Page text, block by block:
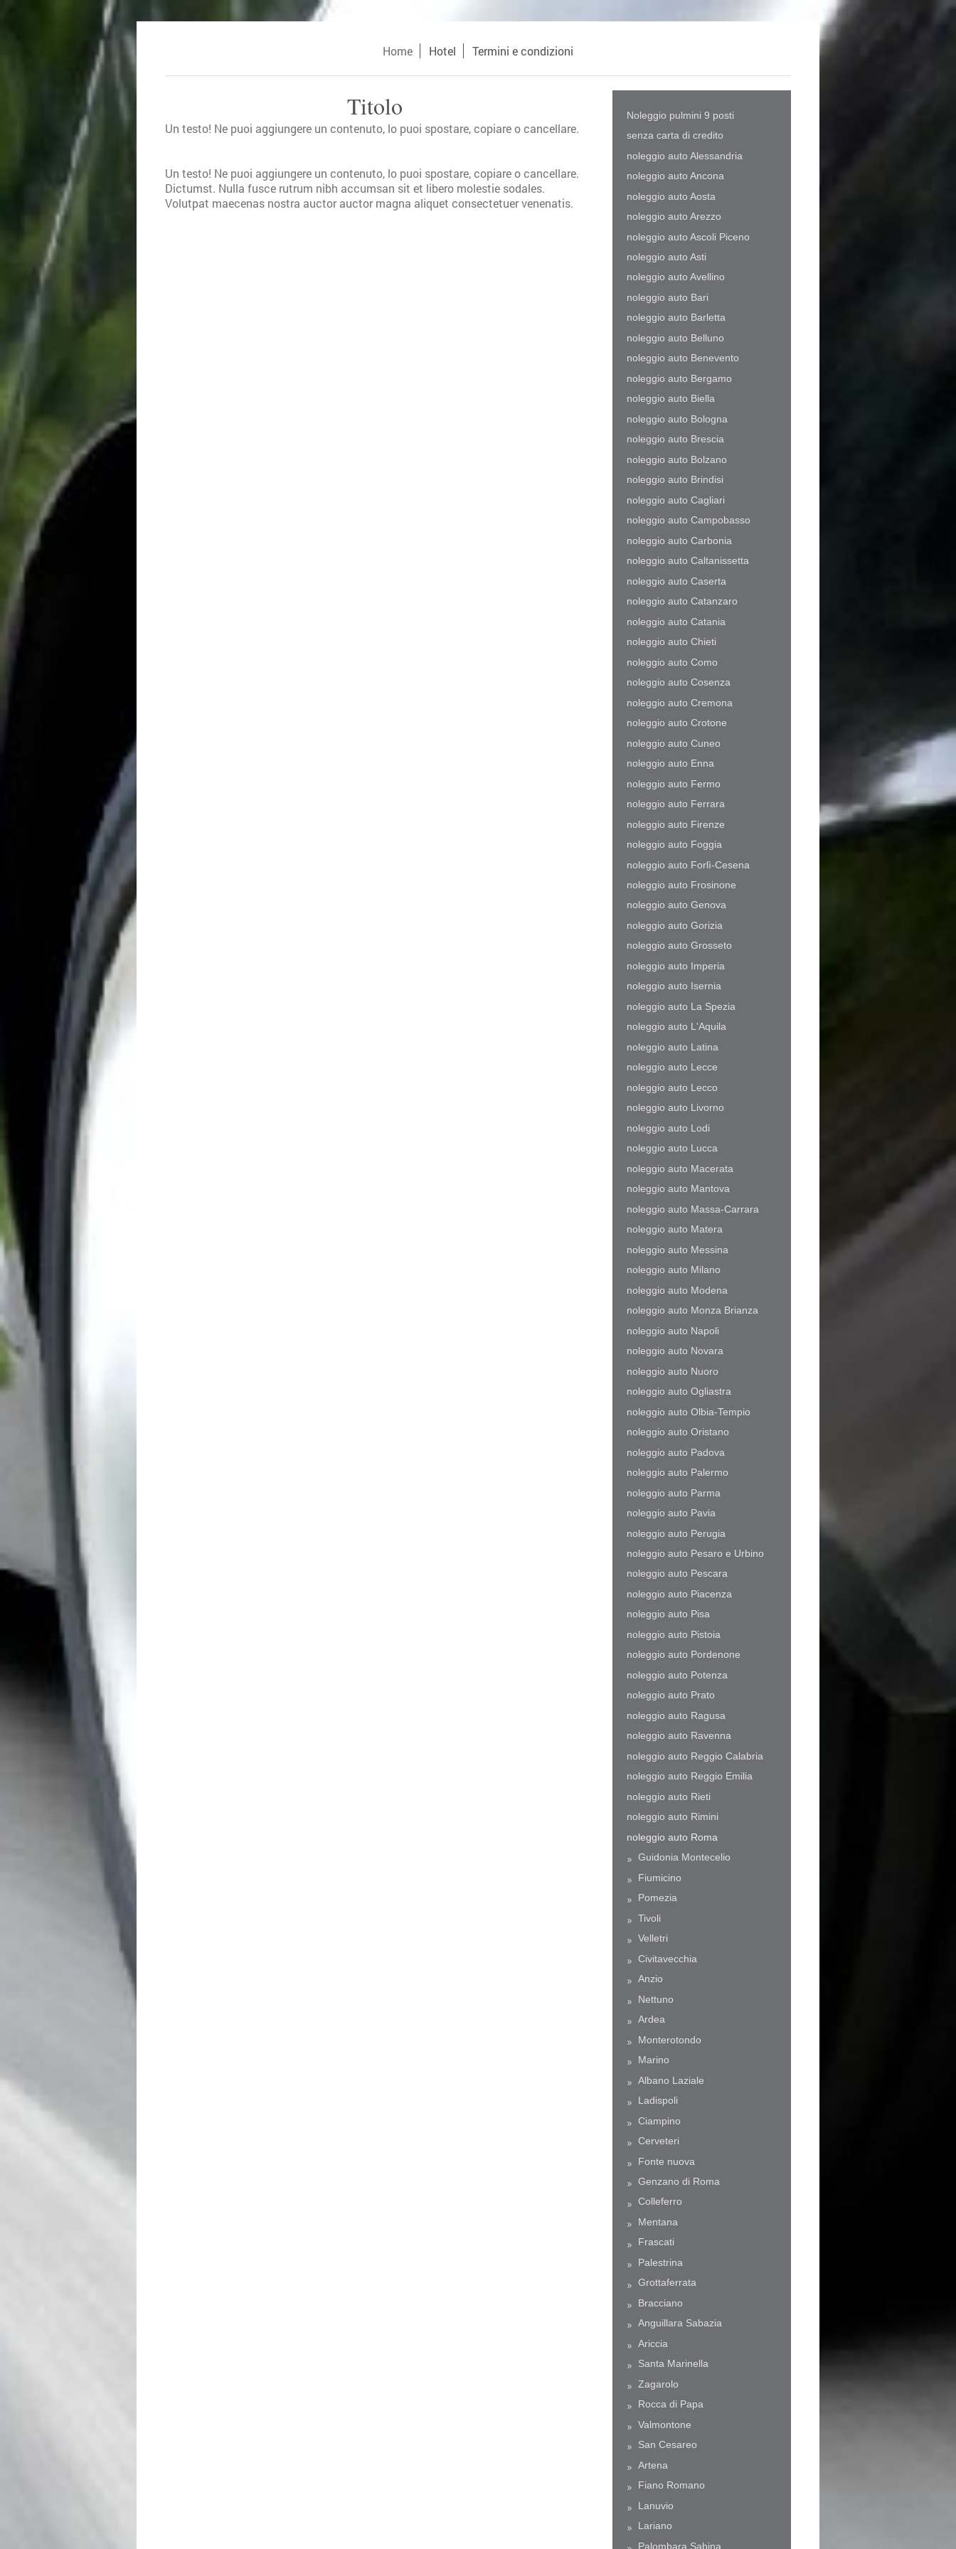
Home Hotel Termini e condizioni
Titolo
Un testo! Ne puoi aggiungere un contenuto, lo puoi spostare, copiare o cancellare.
Un testo! Ne puoi aggiungere un contenuto, lo puoi spostare, copiare o cancellare.
Dictumst. Nulla fusce rutrum nibh accumsan sit et libero molestie sodales.
Volutpat maecenas nostra auctor auctor magna aliquet consectetuer venenatis.
Noleggio pulmini 9 posti
senza carta di credito
noleggio auto Alessandria
noleggio auto Ancona
noleggio auto Aosta
noleggio auto Arezzo
noleggio auto Ascoli Piceno
noleggio auto Asti
noleggio auto Avellino
noleggio auto Bari
noleggio auto Barletta
noleggio auto Belluno
noleggio auto Benevento
noleggio auto Bergamo
noleggio auto Biella
noleggio auto Bologna
noleggio auto Brescia
noleggio auto Bolzano
noleggio auto Brindisi
noleggio auto Cagliari
noleggio auto Campobasso
noleggio auto Carbonia
noleggio auto Caltanissetta
noleggio auto Caserta
noleggio auto Catanzaro
noleggio auto Catania
noleggio auto Chieti
noleggio auto Como
noleggio auto Cosenza
noleggio auto Cremona
noleggio auto Crotone
noleggio auto Cuneo
noleggio auto Enna
noleggio auto Fermo
noleggio auto Ferrara
noleggio auto Firenze
noleggio auto Foggia
noleggio auto Forlì-Cesena
noleggio auto Frosinone
noleggio auto Genova
noleggio auto Gorizia
noleggio auto Grosseto
noleggio auto Imperia
noleggio auto Isernia
noleggio auto La Spezia
noleggio auto L'Aquila
noleggio auto Latina
noleggio auto Lecce
noleggio auto Lecco
noleggio auto Livorno
noleggio auto Lodi
noleggio auto Lucca
noleggio auto Macerata
noleggio auto Mantova
noleggio auto Massa-Carrara
noleggio auto Matera
noleggio auto Messina
noleggio auto Milano
noleggio auto Modena
noleggio auto Monza Brianza
noleggio auto Napoli
noleggio auto Novara
noleggio auto Nuoro
noleggio auto Ogliastra
noleggio auto Olbia-Tempio
noleggio auto Oristano
noleggio auto Padova
noleggio auto Palermo
noleggio auto Parma
noleggio auto Pavia
noleggio auto Perugia
noleggio auto Pesaro e Urbino
noleggio auto Pescara
noleggio auto Piacenza
noleggio auto Pisa
noleggio auto Pistoia
noleggio auto Pordenone
noleggio auto Potenza
noleggio auto Prato
noleggio auto Ragusa
noleggio auto Ravenna
noleggio auto Reggio Calabria
noleggio auto Reggio Emilia
noleggio auto Rieti
noleggio auto Rimini
noleggio auto Roma
Guidonia Montecelio
Fiumicino
Pomezia
Tivoli
Velletri
Civitavecchia
Anzio
Nettuno
Ardea
Monterotondo
Marino
Albano Laziale
Ladispoli
Ciampino
Cerveteri
Fonte nuova
Genzano di Roma
Colleferro
Mentana
Frascati
Palestrina
Grottaferrata
Bracciano
Anguillara Sabazia
Ariccia
Santa Marinella
Zagarolo
Rocca di Papa
Valmontone
San Cesareo
Artena
Fiano Romano
Lanuvio
Lariano
Palombara Sabina